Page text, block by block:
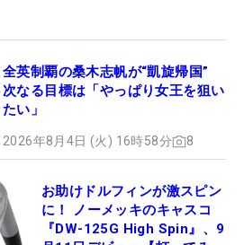
全英制覇の桑木志帆が“凱旋帰国”
次なる目標は「やっぱり女王を狙い
たい」
2026年8月4日 (火) 16時58分 8
お助けドルフィンが激スピン
に！ ノーメッキのキャスコ
『DW-125G High Spin』、9